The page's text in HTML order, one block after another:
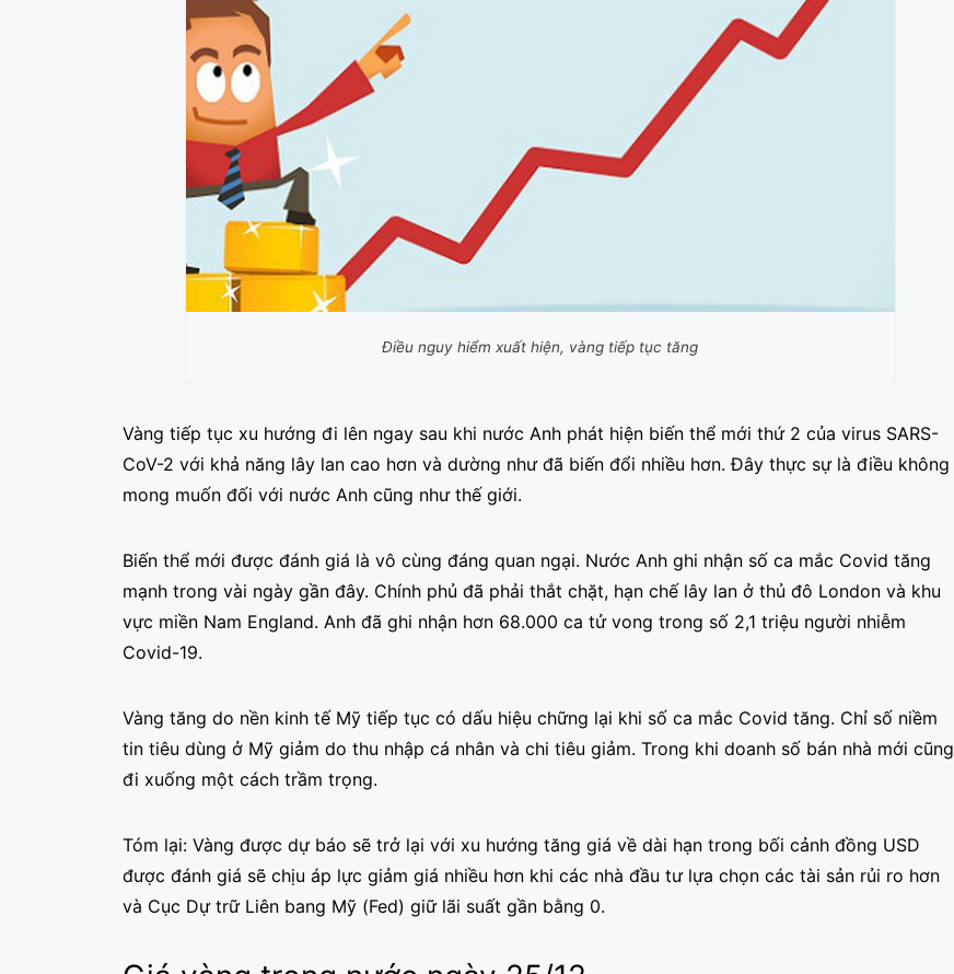
Điều nguy hiểm xuất hiện, vàng tiếp tục tăng
Vàng tiếp tục xu hướng đi lên ngay sau khi nước Anh phát hiện biến thể mới thứ 2 của virus SARS-
CoV-2 với khả năng lây lan cao hơn và dường như đã biến đổi nhiều hơn. Đây thực sự là điều không
mong muốn đối với nước Anh cũng như thế giới.
Biến thể mới được đánh giá là vô cùng đáng quan ngại. Nước Anh ghi nhận số ca mắc Covid tăng
mạnh trong vài ngày gần đây. Chính phủ đã phải thắt chặt, hạn chế lây lan ở thủ đô London và khu
vực miền Nam England. Anh đã ghi nhận hơn 68.000 ca tử vong trong số 2,1 triệu người nhiễm
Covid-19.
Vàng tăng do nền kinh tế Mỹ tiếp tục có dấu hiệu chững lại khi số ca mắc Covid tăng. Chỉ số niềm
tin tiêu dùng ở Mỹ giảm do thu nhập cá nhân và chi tiêu giảm. Trong khi doanh số bán nhà mới cũng
đi xuống một cách trầm trọng.
Tóm lại: Vàng được dự báo sẽ trở lại với xu hướng tăng giá về dài hạn trong bối cảnh đồng USD
được đánh giá sẽ chịu áp lực giảm giá nhiều hơn khi các nhà đầu tư lựa chọn các tài sản rủi ro hơn
và Cục Dự trữ Liên bang Mỹ (Fed) giữ lãi suất gần bằng 0.